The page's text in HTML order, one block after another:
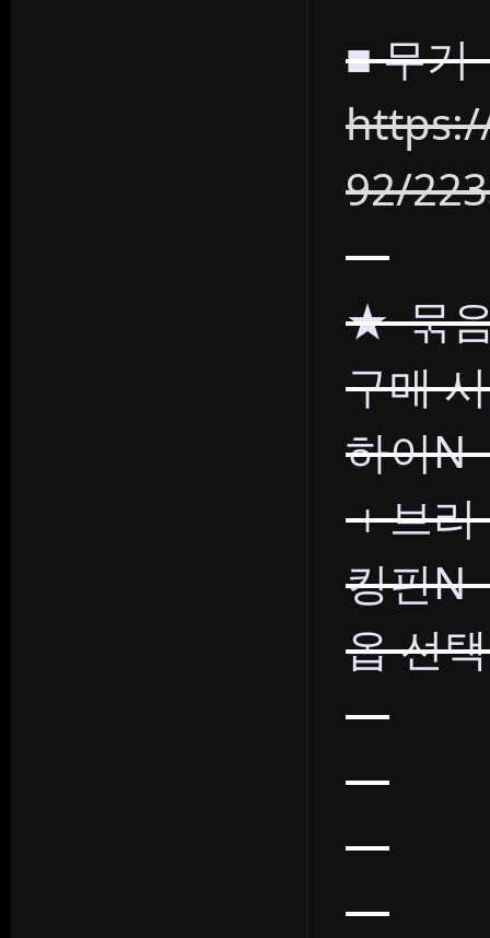
■ 무
92/
★ 묶
구매
하이N
＋브리
킹핀
옵 선